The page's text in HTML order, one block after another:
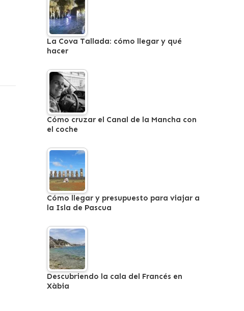
La Cova Tallada: cómo llegar y qué
hacer
Cómo cruzar el Canal de la Mancha con
el coche
Cómo llegar y presupuesto para viajar a
la Isla de Pascua
Descubriendo la cala del Francés en
Xàbia